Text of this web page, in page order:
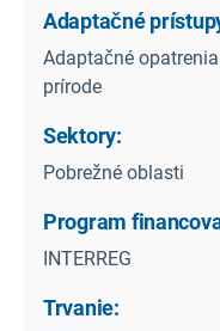
Adaptačné
Adaptačné
prírode
Sektory:
Pobrežné oblasti
Program
INTERREG
Trvanie: